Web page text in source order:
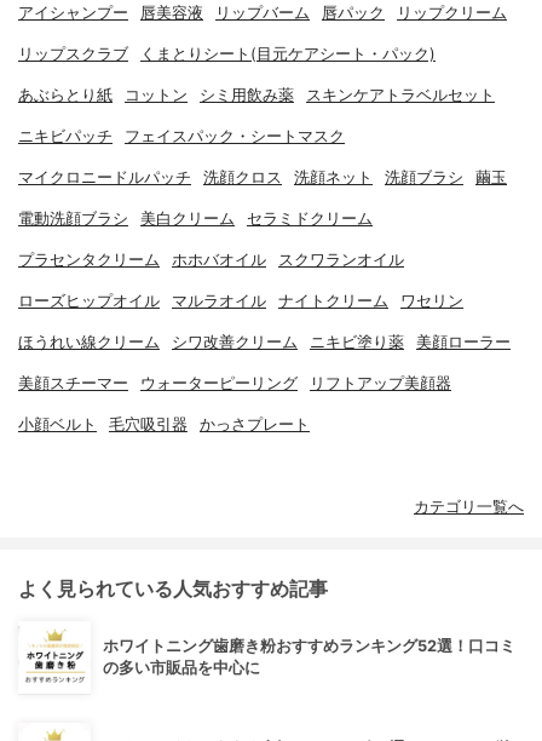
アイシャンプー 唇美容液 リップバーム 唇パック リップクリーム
リップスクラブ くまとりシート(目元ケアシート・パック)
あぶらとり紙 コットン シミ用飲み薬 スキンケアトラベルセット
ニキビパッチ フェイスパック・シートマスク
マイクロニードルパッチ 洗顔クロス 洗顔ネット 洗顔ブラシ 繭玉
電動洗顔ブラシ 美白クリーム セラミドクリーム
プラセンタクリーム ホホバオイル スクワランオイル
ローズヒップオイル マルラオイル ナイトクリーム ワセリン
ほうれい線クリーム シワ改善クリーム ニキビ塗り薬 美顔ローラー
美顔スチーマー ウォーターピーリング リフトアップ美顔器
小顔ベルト 毛穴吸引器 かっさプレート
カテゴリ一覧へ
よく見られている人気おすすめ記事
ホワイトニング歯磨き粉おすすめランキング52選！口コミ
の多い市販品を中心に